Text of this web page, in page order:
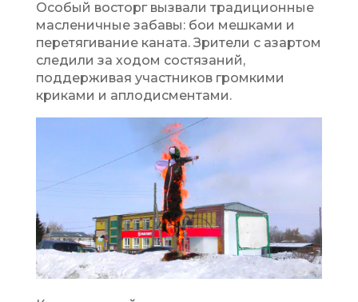
Особый восторг вызвали традиционные
масленичные забавы: бои мешками и
перетягивание каната. Зрители с азартом
следили за ходом состязаний,
поддерживая участников громкими
криками и аплодисментами.